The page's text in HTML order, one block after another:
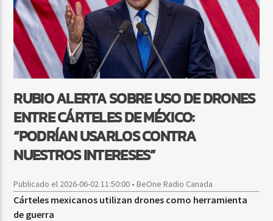
RUBIO ALERTA SOBRE USO DE DRONES
ENTRE CÁRTELES DE MÉXICO:
“PODRÍAN USARLOS CONTRA
NUESTROS INTERESES”
Publicado el 2026-06-02 11:50:00 • BeOne Radio Canada
Cárteles mexicanos utilizan drones como herramienta
de guerra